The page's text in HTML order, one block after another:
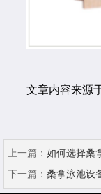
文章内容来源
上一篇： 如何选择桑
下一篇： 桑拿泳池设